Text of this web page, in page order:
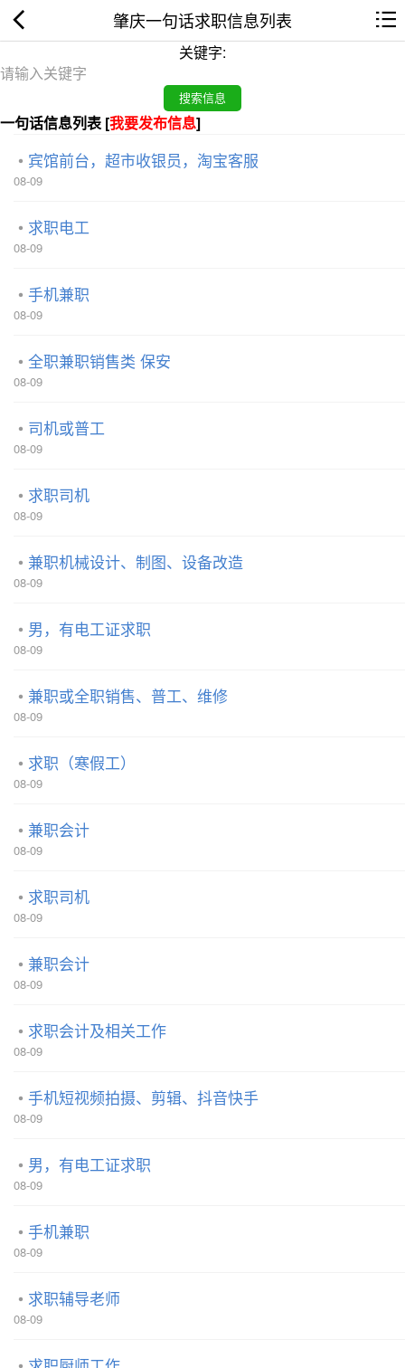
肇庆一句话求职信息列表
关键字:
一句话信息列表 [我要发布信息]
宾馆前台，超市收银员，淘宝客服
08-09
求职电工
08-09
手机兼职
08-09
全职兼职销售类 保安
08-09
司机或普工
08-09
求职司机
08-09
兼职机械设计、制图、设备改造
08-09
男，有电工证求职
08-09
兼职或全职销售、普工、维修
08-09
求职（寒假工）
08-09
兼职会计
08-09
求职司机
08-09
兼职会计
08-09
求职会计及相关工作
08-09
手机短视频拍摄、剪辑、抖音快手
08-09
男，有电工证求职
08-09
手机兼职
08-09
求职辅导老师
08-09